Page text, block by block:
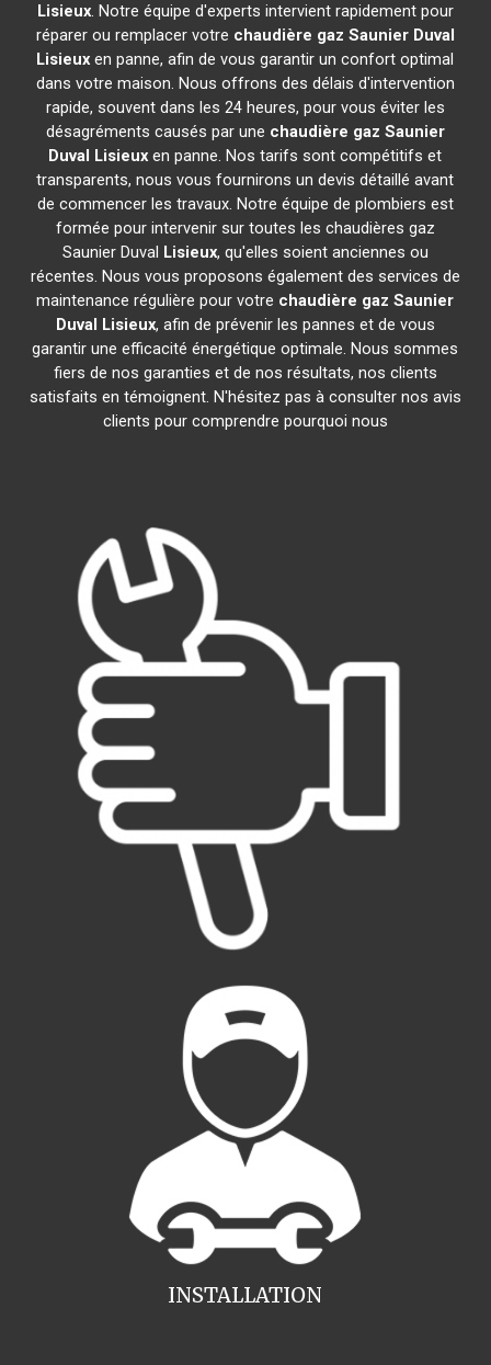
Lisieux. Notre équipe d'experts intervient rapidement pour
réparer ou remplacer votre chaudière gaz Saunier Duval
Lisieux en panne, afin de vous garantir un confort optimal
dans votre maison. Nous offrons des délais d'intervention
rapide, souvent dans les 24 heures, pour vous éviter les
désagréments causés par une chaudière gaz Saunier
Duval Lisieux en panne. Nos tarifs sont compétitifs et
transparents, nous vous fournirons un devis détaillé avant
de commencer les travaux. Notre équipe de plombiers est
formée pour intervenir sur toutes les chaudières gaz
Saunier Duval Lisieux, qu'elles soient anciennes ou
récentes. Nous vous proposons également des services de
maintenance régulière pour votre chaudière gaz Saunier
Duval Lisieux, afin de prévenir les pannes et de vous
garantir une efficacité énergétique optimale. Nous sommes
fiers de nos garanties et de nos résultats, nos clients
satisfaits en témoignent. N'hésitez pas à consulter nos avis
clients pour comprendre pourquoi nous
INSTALLATION